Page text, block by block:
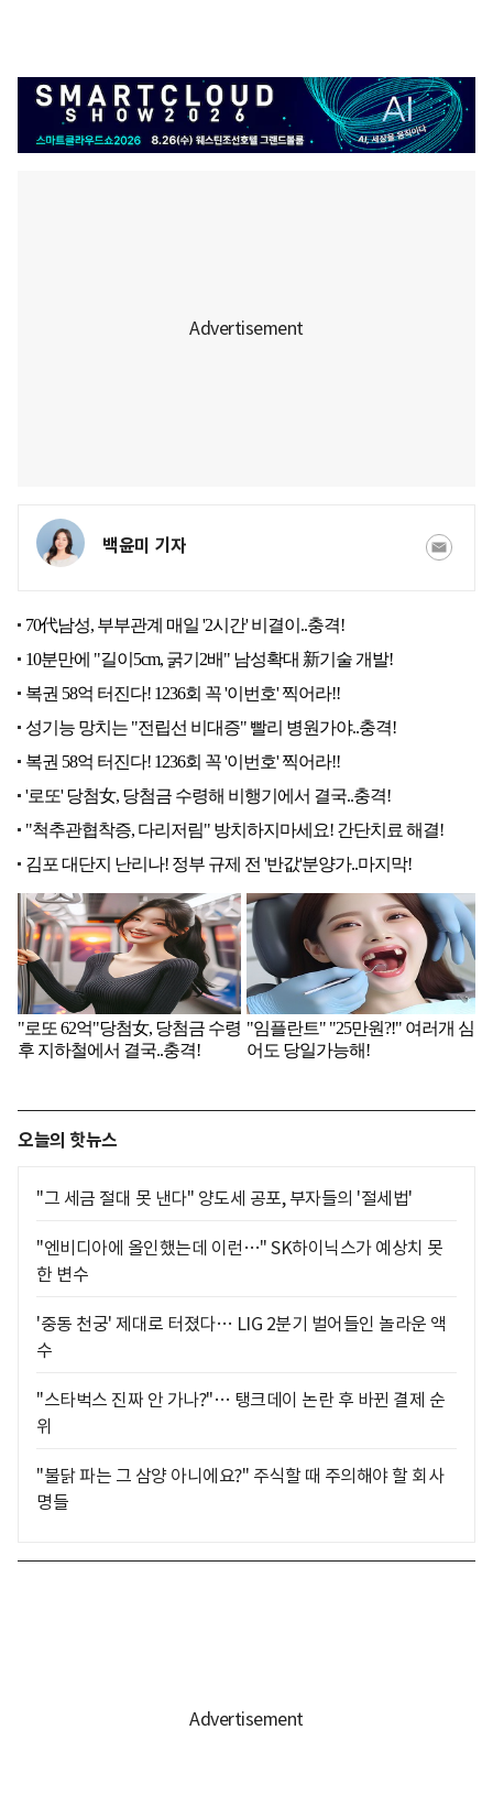
백윤미 기자
오늘의 핫뉴스
"그 세금 절대 못 낸다" 양도세 공포, 부자들의 '절세법'
"엔비디아에 올인했는데 이런…" SK하이닉스가 예상치 못
한 변수
'중동 천궁' 제대로 터졌다… LIG 2분기 벌어들인 놀라운 액
수
"스타벅스 진짜 안 가나?"… 탱크데이 논란 후 바뀐 결제 순
위
"불닭 파는 그 삼양 아니에요?" 주식할 때 주의해야 할 회사
명들